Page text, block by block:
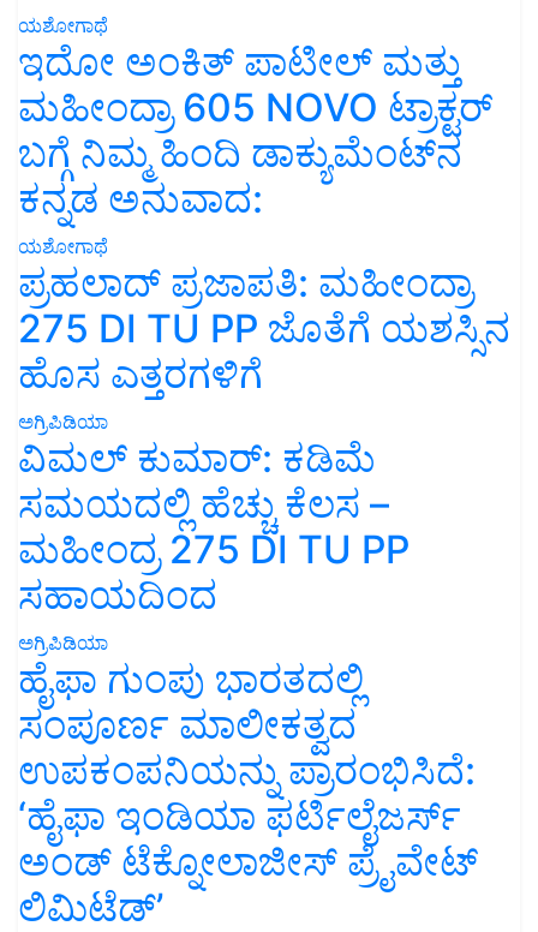
ಯಶೋಗಾಥೆ
ಇದೋ ಅಂಕಿತ್ ಪಾಟೀಲ್ ಮತ್ತು
ಮಹೀಂದ್ರಾ 605 NOVO ಟ್ರಾಕ್ಟರ್
ಬಗ್ಗೆ ನಿಮ್ಮ ಹಿಂದಿ ಡಾಕ್ಯುಮೆಂಟ್‌ನ
ಕನ್ನಡ ಅನುವಾದ:
ಯಶೋಗಾಥೆ
ಪ್ರಹಲಾದ್ ಪ್ರಜಾಪತಿ: ಮಹೀಂದ್ರಾ
275 DI TU PP ಜೊತೆಗೆ ಯಶಸ್ಸಿನ
ಹೊಸ ಎತ್ತರಗಳಿಗೆ
ಅಗ್ರಿಪಿಡಿಯಾ
ವಿಮಲ್ ಕುಮಾರ್: ಕಡಿಮೆ
ಸಮಯದಲ್ಲಿ ಹೆಚ್ಚು ಕೆಲಸ –
ಮಹೀಂದ್ರ 275 DI TU PP
ಸಹಾಯದಿಂದ
ಅಗ್ರಿಪಿಡಿಯಾ
ಹೈಫಾ ಗುಂಪು ಭಾರತದಲ್ಲಿ
ಸಂಪೂರ್ಣ ಮಾಲೀಕತ್ವದ
ಉಪಕಂಪನಿಯನ್ನು ಪ್ರಾರಂಭಿಸಿದೆ:
‘ಹೈಫಾ ಇಂಡಿಯಾ ಫರ್ಟಿಲೈಜರ್ಸ್
ಅಂಡ್ ಟೆಕ್ನೋಲಾಜೀಸ್ ಪ್ರೈವೇಟ್
ಲಿಮಿಟೆಡ್’